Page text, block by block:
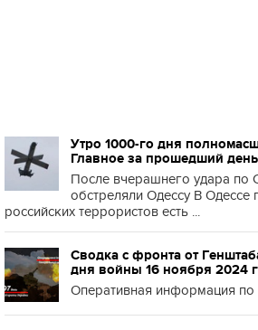
Утро 1000-го дня
Главное за прошедший день
После вчерашнего удара по
обстреляли Одессу В Одессе
российских террористов есть ...
Сводка с фронта от
дня войны 16 ноября 2024
Оперативная информация по